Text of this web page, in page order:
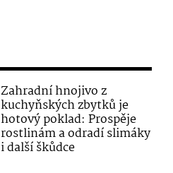
Zahradní hnojivo z
kuchyňských zbytků je
hotový poklad: Prospěje
rostlinám a odradí slimáky
i další škůdce